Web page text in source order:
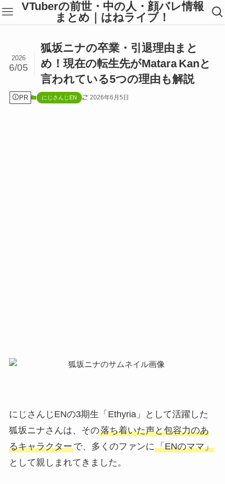
VTuberの前世・中の人・顔バレ情報
まとめ｜はねライブ！
狐坂ニナの卒業・引退理由まと
め！現在の転生先がMatara Kanと
言われている5つの理由も解説
2026
6/05
PR にじさんじEN 2026年6月5日
にじさんじENの3期生「Ethyria」として活躍した
狐坂ニナさんは、その落ち着いた声と包容力のあ
るキャラクターで、多くのファンに「ENのママ」
として親しまれてきました。